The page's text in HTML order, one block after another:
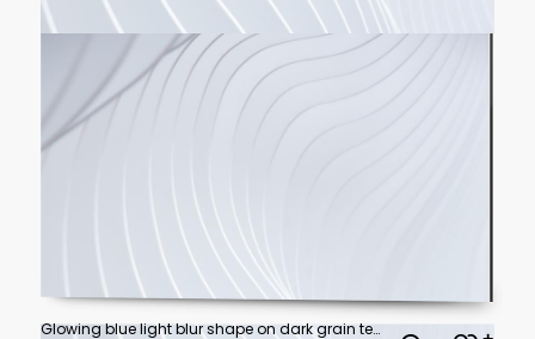
Glowing blue light blur shape on dark grain texture background with noisy effect, abstract poster header cover wallpaper banner backdrop design